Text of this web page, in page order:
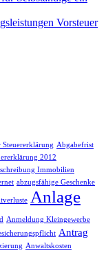
Vorsteuer
Steuererklärung Abgabefrist
2012
Immobilien
abzugsfähige Geschenke
Anlage
Anmeldung Kleingewerbe
Antrag
Anwaltskosten